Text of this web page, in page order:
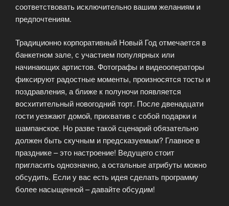
соответствовать исключительно вашим желаниям и
предпочтениям.
Традиционно корпоративный Новый Год отмечается в
банкетном зале, с участием популярных или
начинающих артистов. Фотографы и видеооператоры
фиксируют радостные моменты, произносятся тосты и
поздравления, а ближе к полуночи появляется
восхитительный новогодний торт. После двенадцати
гости уезжают домой, прихватив с собой подарки и
шампанское. Но разве такой сценарий обязательно
должен быть скучным и предсказуемым? Главное в
празднике – это настроение! Ведущего стоит
пригласить однозначно, а остальные атрибуты можно
обсудить. Если у вас есть идея сделать программу
более насыщенной – давайте обсудим!